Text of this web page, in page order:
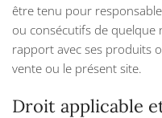
être tenu pour
ou consécutifs de quelque
rapport avec ses produits
vente ou le présent site.
Droit applicable